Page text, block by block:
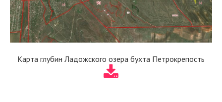
Карта глубин Ладожского озера бухта Петрокрепость